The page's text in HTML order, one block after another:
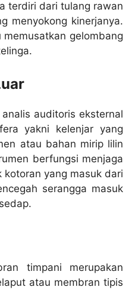
terdiri dari tulang rawan
menyokong kinerjanya.
gelombang
auditoris eksternal
yakni kelenjar yang
atau bahan mirip lilin
berfungsi menjaga
yang masuk dari
serangga masuk
timpani merupakan
atau membran tipis